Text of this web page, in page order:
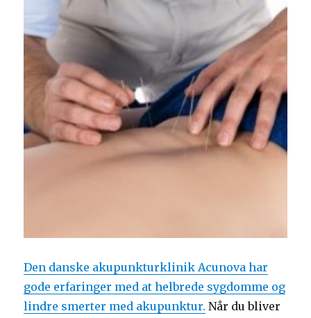
Den danske akupunkturklinik Acunova har
gode erfaringer med at helbrede sygdomme og
lindre smerter med akupunktur. Når du bliver